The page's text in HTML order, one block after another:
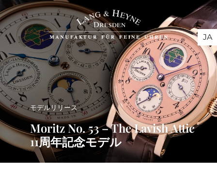
JA
モデルリリース
Moritz No. 53 – The Lavish Attic
11周年記念モデル